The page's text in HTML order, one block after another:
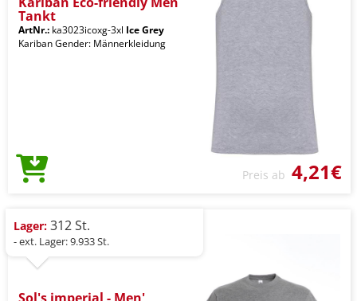
Tankt
ArtNr.: ka3023icoxg-3xl Ice Grey
Kariban Gender: Männerkleidung
Preis ab 4,21€
Lager: 312 St.
- ext. Lager: 9.933 St.